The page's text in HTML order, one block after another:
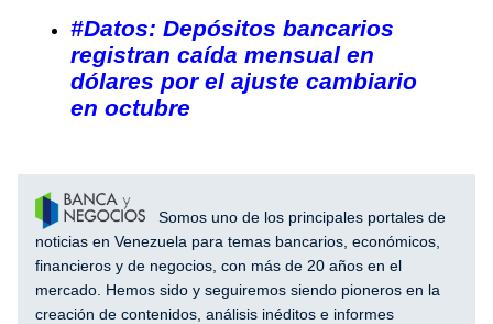
#Datos: Depósitos bancarios
registran caída mensual en
dólares por el ajuste cambiario
en octubre
Somos uno de los principales portales de
noticias en Venezuela para temas bancarios, económicos,
financieros y de negocios, con más de 20 años en el
mercado. Hemos sido y seguiremos siendo pioneros en la
creación de contenidos, análisis inéditos e informes